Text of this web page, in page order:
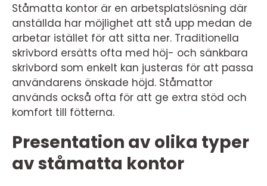
Ståmatta kontor är en arbetsplatslösning där
anställda har möjlighet att stå upp medan de
arbetar istället för att sitta ner. Traditionella
skrivbord ersätts ofta med höj- och sänkbara
skrivbord som enkelt kan justeras för att passa
användarens önskade höjd. Ståmattor
används också ofta för att ge extra stöd och
komfort till fötterna.
Presentation av olika typer
av ståmatta kontor